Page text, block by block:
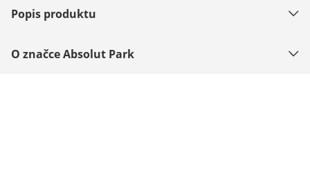
Popis produktu
O značce Absolut Park